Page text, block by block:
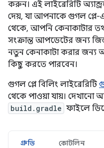
করুন। এই লাইব্রেরিটি
দেয়, যা আপনাকে গুগল প্লে-
থেকে, আপনি কেনাকাটার
সংক্রান্ত আপডেটের জন্য
নতুন কেনাকাটা করার
কিছু করতে পারবেন।
গুগল প্লে বিলিং লাইব্রেরিটি
থেকে পাওয়া যায়। দেখানো
build.gradle ফাইলে
গ্রুভি কোটলিন